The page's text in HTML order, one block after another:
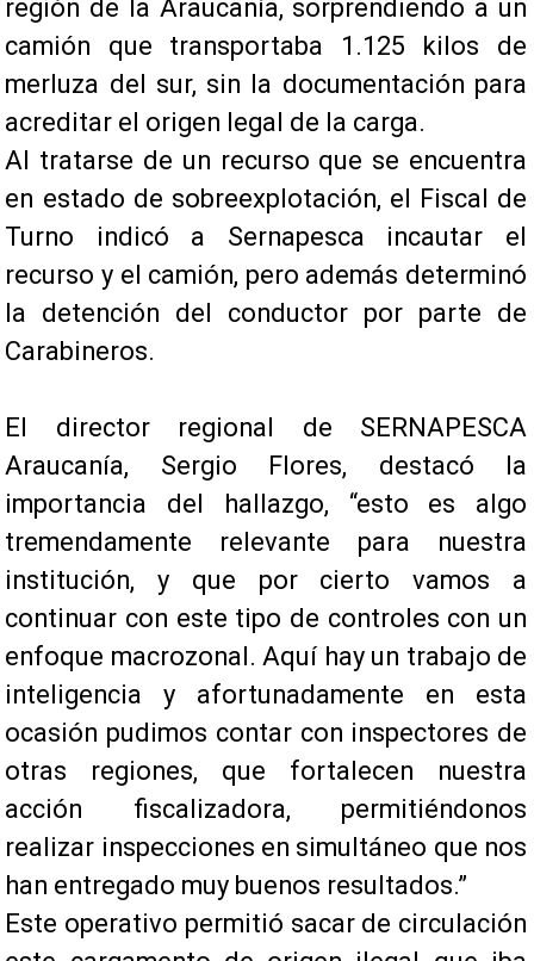
región de la Araucanía, sorprendiendo a un
camión que transportaba 1.125 kilos de
merluza del sur, sin la documentación para
acreditar el origen legal de la carga.
Al tratarse de un recurso que se encuentra
en estado de sobreexplotación, el Fiscal de
Turno indicó a Sernapesca incautar el
recurso y el camión, pero además determinó
la detención del conductor por parte de
Carabineros.
El director regional de SERNAPESCA
Araucanía, Sergio Flores, destacó la
importancia del hallazgo, “esto es algo
tremendamente relevante para nuestra
institución, y que por cierto vamos a
continuar con este tipo de controles con un
enfoque macrozonal. Aquí hay un trabajo de
inteligencia y afortunadamente en esta
ocasión pudimos contar con inspectores de
otras regiones, que fortalecen nuestra
acción fiscalizadora, permitiéndonos
realizar inspecciones en simultáneo que nos
han entregado muy buenos resultados.”
Este operativo permitió sacar de circulación